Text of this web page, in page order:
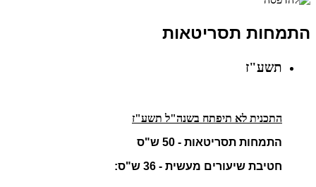
התמחות תסריטאות
תשע"ז
התכנית לא תיפתח בשנה"ל תשע"ז
התמחות תסריטאות - 50 ש"ס
חטיבת שיעורים מעשית - 36 ש"ס: